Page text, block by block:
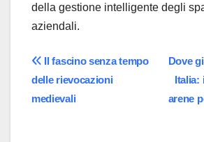
della gestione intelligente degli
aziendali.
Navigazione
articoli
Dove
Italia:
arene
Il fascino senza tempo
delle rievocazioni
medievali